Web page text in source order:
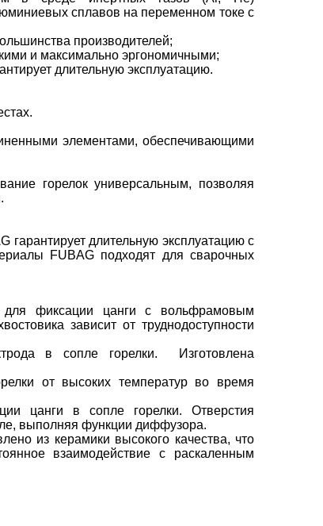
сплавов на переменном токе с
производителей;
и максимально эргономичными;
длительную эксплуатацию.
элементами, обеспечивающими
горелок универсальным, позволяя
длительную эксплуатацию с
FUBAG подходят для сварочных
для фиксации цанги с вольфрамовым
зависит от труднодоступности
в сопле горелки. Изготовлена
от высоких температур во время
цанги в сопле горелки. Отверстия
выполняя функции диффузора.
из керамики высокого качества, что
взаимодействие с раскаленным